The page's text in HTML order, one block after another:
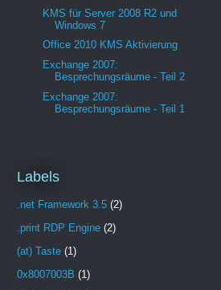
KMS für Server 2008 R2 und
Windows 7
Office 2010 KMS Aktivierung
Exchange 2007:
Besprechungsräume - Teil 2
Exchange 2007:
Besprechungsräume - Teil 1
Labels
.net Framework 3.5 (2)
.print RDP Engine (2)
(at) Taste (1)
0x8007003B (1)